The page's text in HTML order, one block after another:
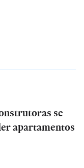
se
apartamentos